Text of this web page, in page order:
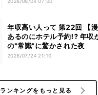
年収高い人って 第22回 【
あるのにホテル予約!? 年収
の"常識"に驚かされた夜
2026/07/24 21:10
ランキングをもっと見る